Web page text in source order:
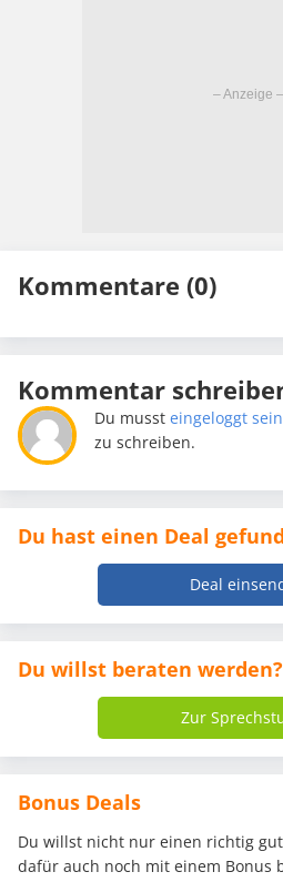
Kommentare (0)
Kommentar
Du mussteingeloggt sein
zu schreiben.
Du hast einen Deal
Deal
Du willst beraten werden?
Zur
Bonus Deals
Du willst nicht nur einen richtig
dafür auch noch mit einem Bonus